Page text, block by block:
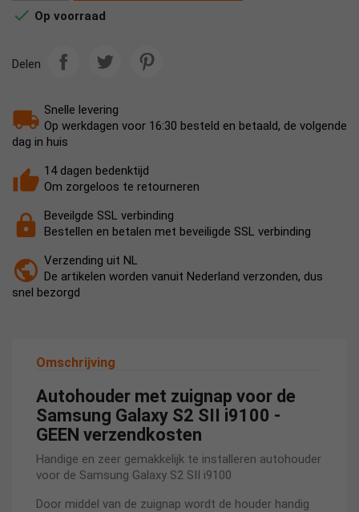
 Op voorraad
Delen
Snelle levering
Op werkdagen voor 16:30 besteld en betaald, de volgende
dag in huis
14 dagen bedenktijd
Om zorgeloos te retourneren
Beveilgde SSL verbinding
Bestellen en betalen met beveiligde SSL verbinding
Verzending uit NL
De artikelen worden vanuit Nederland verzonden, dus
snel bezorgd
Omschrijving
Autohouder met zuignap voor de
Samsung Galaxy S2 SII i9100 -
GEEN verzendkosten
Handige en zeer gemakkelijk te installeren autohouder
voor de Samsung Galaxy S2 SII i9100
Door middel van de zuignap wordt de houder handig